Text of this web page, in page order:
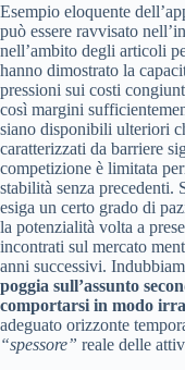
Esempio eloquente
può essere ravvisato
nell’ambito degli articoli
hanno dimostrato la
pressioni sui costi
così margini
siano disponibili ulteriori
caratterizzati da barriere
competizione è limitata
stabilità senza precedenti.
esiga un certo grado di
la potenzialità volta a
incontrati sul mercato
anni successivi.
poggia sull’assunto
comportarsi in modo
adeguato orizzonte
“spessore” reale delle